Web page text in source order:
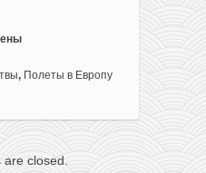
, Полеты в Европу
are closed.